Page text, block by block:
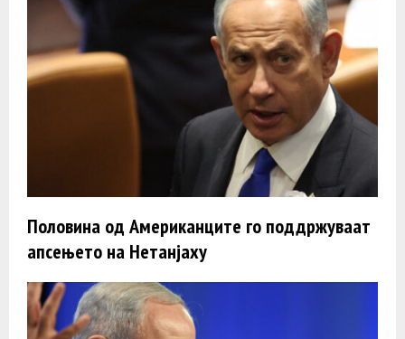
Половина од Американците го поддржуваат
апсењето на Нетанјаху